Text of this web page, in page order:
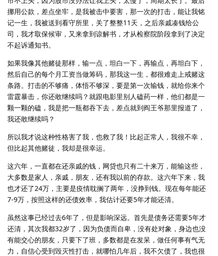
挪用公款，差点坐牢，是我被击中要害，那一次的打击，能让我铭
记一生，我被送到看守所里，关了整整11天，之后亲戚凑钱给公
司，我才取保候审，又来拿到谅解书，才从检察院阶段拿到了决定
不起诉通知书。
如果我像其他赌徒那样，输一点，坦白一下，再输点，再坦白下，
然后自己的每个月工资当做筹码，那我这一生，都很难走上戒赌这
条路。打击的不够痛，体悟不够深，要是第一次输钱，就给你来个
雷霆暴击，你还敢继续吗？就跟电影里别人磕药一样，他们都是一
颗一颗的磕，我是把一瓶都吞下去，差点就到阎王爷那里报道了，
我还敢继续吗？
所以我才说这种性格害了我，也救了我！比起正常人，我很不幸，
但比起其他赌徒，我却是很幸运。
这六年，一直都在还亲戚的钱，网贷也只有二十来万，能输这些，
大多数是家人，亲戚，朋友，还有我以前的存款。这六年下来，我
也才还了24万，主要是疫情耽搁了两年，没挣到钱。现在每年能还
7-9万，按照这样的还债效率，我估计还要5年才能还清。
虽然这事已经过去6年了，但是影响深远。首先是债务还需要5年才
还清，其次我都32岁了，因为负债而自卑，没有处对象，身边也没
有能交心的朋友，只要下了班，多数都是在发呆，做任何事有气无
力，自信心受到毁灭性打击，就哪怕几年后，我不欠债了，我也很